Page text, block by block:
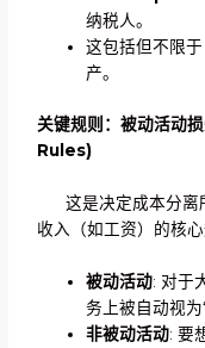
纳税人。
这包括但不限
产。
关键规则：被动活动
Rules)
这是决定成本分离
收入（如工资）的核心
被动活动: 对于
务上被自动视为
非被动活动: 要